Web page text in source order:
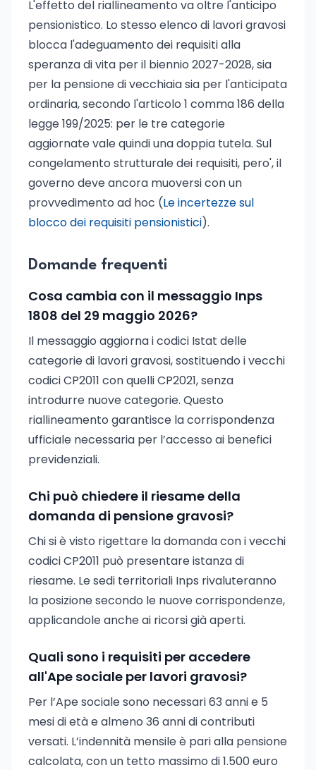
L'effetto del riallineamento va oltre l'anticipo
pensionistico. Lo stesso elenco di lavori gravosi
blocca l'adeguamento dei requisiti alla
speranza di vita per il biennio 2027-2028, sia
per la pensione di vecchiaia sia per l'anticipata
ordinaria, secondo l'articolo 1 comma 186 della
legge 199/2025: per le tre categorie
aggiornate vale quindi una doppia tutela. Sul
congelamento strutturale dei requisiti, pero', il
governo deve ancora muoversi con un
provvedimento ad hoc (Le incertezze sul
blocco dei requisiti pensionistici).
Domande frequenti
Cosa cambia con il messaggio Inps
1808 del 29 maggio 2026?
Il messaggio aggiorna i codici Istat delle
categorie di lavori gravosi, sostituendo i vecchi
codici CP2011 con quelli CP2021, senza
introdurre nuove categorie. Questo
riallineamento garantisce la corrispondenza
ufficiale necessaria per l’accesso ai benefici
previdenziali.
Chi può chiedere il riesame della
domanda di pensione gravosi?
Chi si è visto rigettare la domanda con i vecchi
codici CP2011 può presentare istanza di
riesame. Le sedi territoriali Inps rivaluteranno
la posizione secondo le nuove corrispondenze,
applicandole anche ai ricorsi già aperti.
Quali sono i requisiti per accedere
all'Ape sociale per lavori gravosi?
Per l’Ape sociale sono necessari 63 anni e 5
mesi di età e almeno 36 anni di contributi
versati. L’indennità mensile è pari alla pensione
calcolata, con un tetto massimo di 1.500 euro